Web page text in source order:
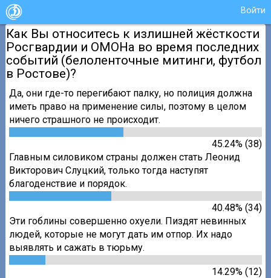
Войти
Как Вы относитесь к излишней жёсткости
Росгвардии и ОМОНа во время последних
событий (белоленточные митинги, футбол
в Ростове)?
Да, они где-то перегибают палку, но полиция должна
иметь право на применение силы, поэтому в целом
ничего страшного не происходит.
45.24% (38)
Главным силовиком страны должен стать Леонид
Викторович Слуцкий, только тогда наступят
благоденствие и порядок.
40.48% (34)
Эти гоблины совершенно охуели. Пиздят невинных
людей, которые не могут дать им отпор. Их надо
выявлять и сажать в тюрьму.
14.29% (12)